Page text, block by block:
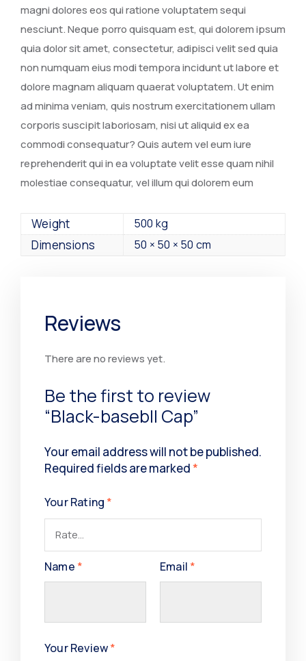
magni dolores eos qui ratione voluptatem sequi
nesciunt. Neque porro quisquam est, qui dolorem ipsum
quia dolor sit amet, consectetur, adipisci velit sed quia
non numquam eius modi tempora incidunt ut labore et
dolore magnam aliquam quaerat voluptatem. Ut enim
ad minima veniam, quis nostrum exercitationem ullam
corporis suscipit laboriosam, nisi ut aliquid ex ea
commodi consequatur? Quis autem vel eum iure
reprehenderit qui in ea voluptate velit esse quam nihil
molestiae consequatur, vel illum qui dolorem eum
Weight 500 kg
Dimensions 50 × 50 × 50 cm
Reviews
There are no reviews yet.
Be the first to review
“Black-basebll Cap”
Your email address will not be published.
Required fields are marked*
Your Rating *
Your Review*
Name * Email *